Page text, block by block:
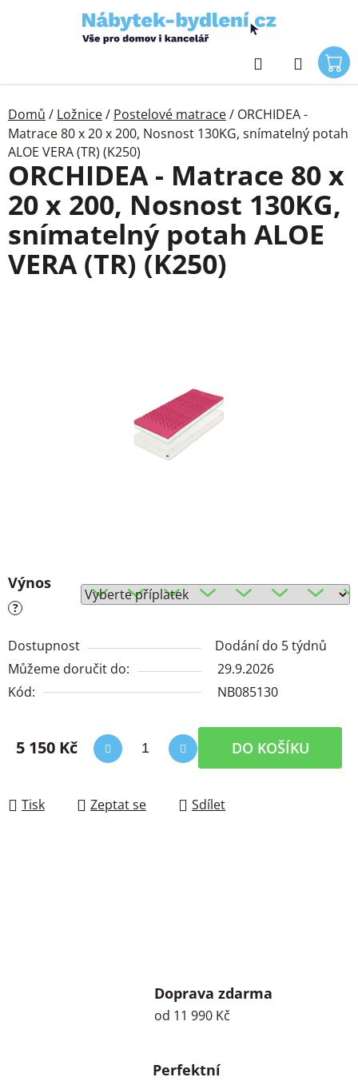
Hledat
Domů / Ložnice/ Postelové matrace/ ORCHIDEA -
Matrace 80 x 20 x 200, Nosnost 130KG, snímatelný potah
ALOE VERA (TR) (K250)
Výnos
?
Dostupnost
Dodání do 5 týdnů
Můžeme doručit do:
29.9.2026
Kód:
NB085130
5 150 Kč DO KOŠÍKU
Tisk Zeptat se Sdílet
ORCHIDEA - Matrace 80 x
20 x 200, Nosnost 130KG,
snímatelný potah ALOE
VERA (TR) (K250)
Doprava zdarma
od 11 990 Kč
Perfektní